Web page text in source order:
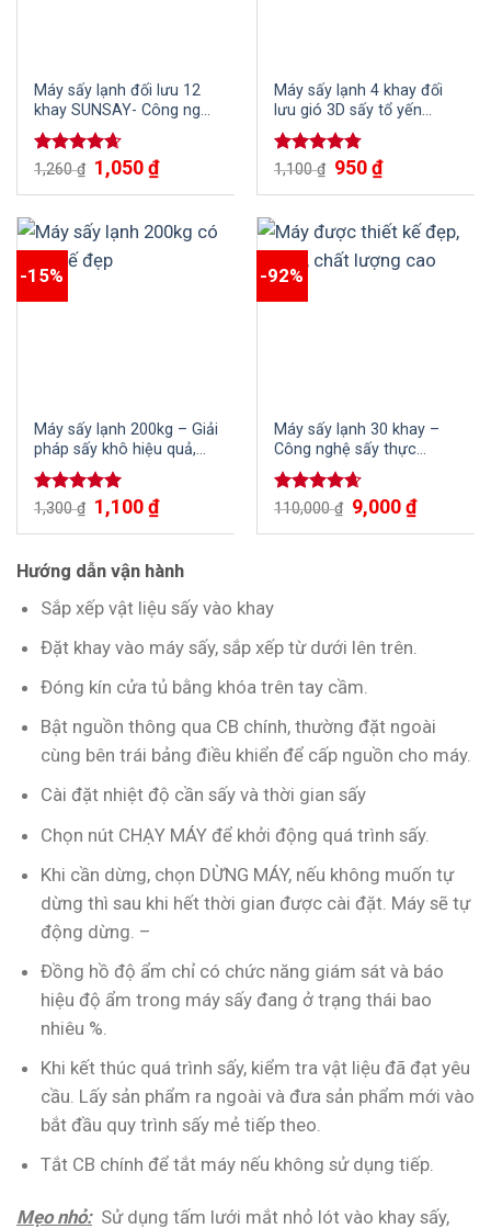
Máy sấy lạnh đối lưu 12
khay SUNSAY- Công nghệ
sấy lạnh hiện đại, bảo
quản thực phẩm hiệu quả
Được xếp
4.67
1,260₫ 1,050₫
Máy sấy lạnh 4 khay đối
lưu gió 3D sấy tổ yến
nhanh chóng, hiệu quả
Được xếp
1,100₫ 950₫
-15%
Máy sấy lạnh 200kg – Giải
pháp sấy khô hiệu quả,
nhanh chóng cho công
nghiệp
Được xếp
5.00
1,300₫ 1,100₫
-92%
Máy sấy lạnh 30 khay –
Công nghệ sấy thực
phẩm, trái cây hiện đại
Được xếp
110,000₫ 9,000₫
Hướng dẫn vận hành
Sắp xếp vật liệu sấy vào khay
Đặt khay vào máy sấy, sắp xếp từ dưới lên trên.
Đóng kín cửa tủ bằng khóa trên tay cầm.
Bật nguồn thông qua CB chính, thường đặt ngoài
cùng bên trái bảng điều khiển để cấp nguồn cho máy.
Cài đặt nhiệt độ cần sấy và thời gian sấy
Chọn nút CHẠY MÁY để khởi động quá trình sấy.
Khi cần dừng, chọn DỪNG MÁY, nếu không muốn tự
dừng thì sau khi hết thời gian được cài đặt. Máy sẽ tự
động dừng. –
Đồng hồ độ ẩm chỉ có chức năng giám sát và báo
hiệu độ ẩm trong máy sấy đang ở trạng thái bao
nhiêu %.
Khi kết thúc quá trình sấy, kiểm tra vật liệu đã đạt yêu
cầu. Lấy sản phẩm ra ngoài và đưa sản phẩm mới vào
bắt đầu quy trình sấy mẻ tiếp theo.
Tắt CB chính để tắt máy nếu không sử dụng tiếp.
Mẹo nhỏ:Sử dụng tấm lưới mắt nhỏ lót vào khay sấy,